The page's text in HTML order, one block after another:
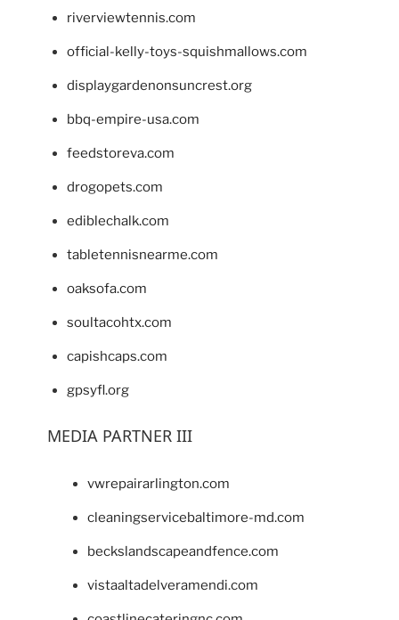
riverviewtennis.com
official-kelly-toys-squishmallows.com
displaygardenonsuncrest.org
bbq-empire-usa.com
feedstoreva.com
drogopets.com
ediblechalk.com
tabletennisnearme.com
oaksofa.com
soultacohtx.com
capishcaps.com
gpsyfl.org
MEDIA PARTNER III
vwrepairarlington.com
cleaningservicebaltimore-md.com
beckslandscapeandfence.com
vistaaltadelveramendi.com